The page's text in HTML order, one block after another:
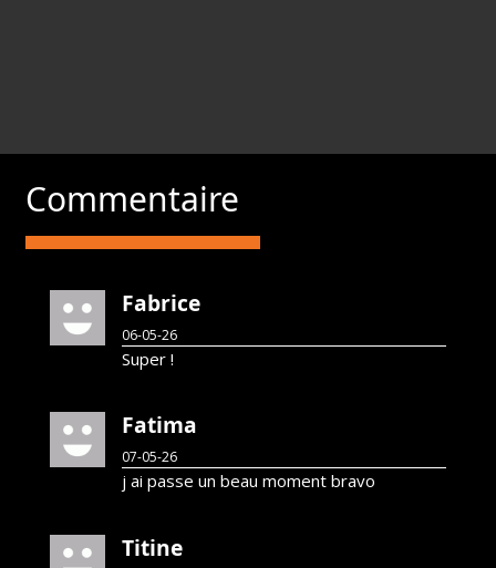
Commentaire
Fabrice
06-05-26
Super !
Fatima
07-05-26
j ai passe un beau moment bravo
Titine